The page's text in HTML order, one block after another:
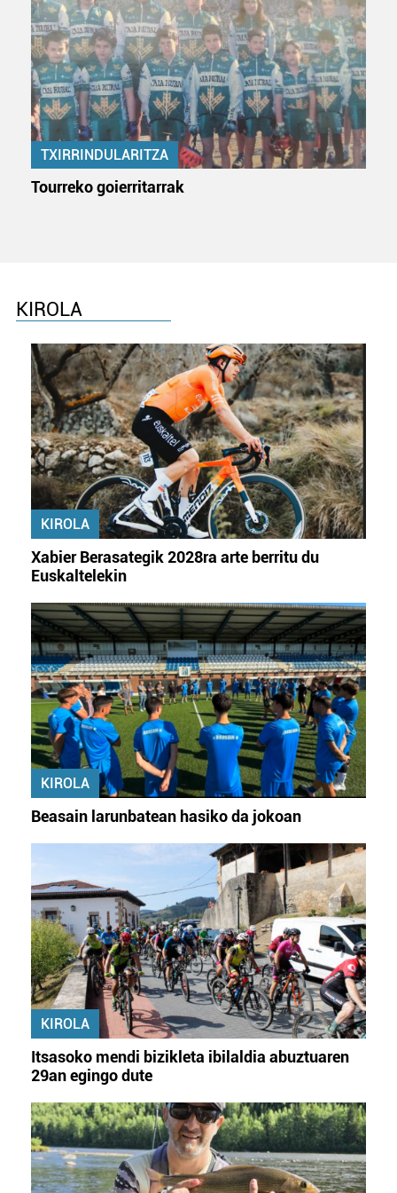
teknologia erabiliz, cookieak adibidez, iragarki eta eduki
pertsonalizatuak eskaintzeko, iragarkiak eta edukia
neurtzeko, jendeari buruzko informazioa biltzeko eta
produktuak garatzeko. Zure datuak nork eta zertarako
erabiltzen dituen hauta dezakezu.
Bazkide batzuek ez dizute baimenik eskatzen, eta beren
interes komertzial legitimoetan babesten dira. Ikusi gure
duten interes legitimoa eta horren aurka nola egin
datuen atalean. Edozein unetan alda edo ken dezakezu
zure baimena Cookieen adierazpenean.
Webgune honek cookie propioak eta hirugarrenen cookie-
fitxategiak erabiltzen ditu. Zure esperientzia eta
zerbitzuak hobetzeko asmoz, cookie teknologiaz
baliatzen gara. Ohar hau onartuz gero, teknologia hori
erabiltzeko baimen esplizitua ematen diguzu.Gehiago
irakurri
TXIRRINDULARITZA
Tourreko goierritarrak
KIROLA
KIROLA
Xabier Berasategik 2028ra arte berritu du
Euskaltelekin
KIROLA
Beasain larunbatean hasiko da jokoan
KIROLA
Itsasoko mendi bizikleta ibilaldia abuztuaren
29an egingo dute